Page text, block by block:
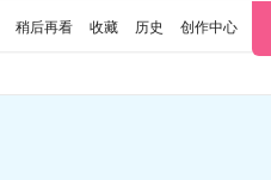
稍后再看 收藏 历史 创作中心